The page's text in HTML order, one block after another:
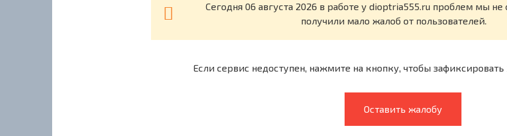
Cегодня 06 августа 2026 в работе у dioptria555.ru проблем мы
получили мало жалоб от пользователей.
Если сервис недоступен, нажмите на кнопку, чтобы зафиксировать
Оставить жалобу